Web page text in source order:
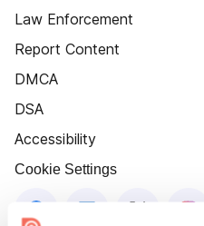
Law Enforcement
Report Content
DMCA
DSA
Accessibility
Cookie Settings